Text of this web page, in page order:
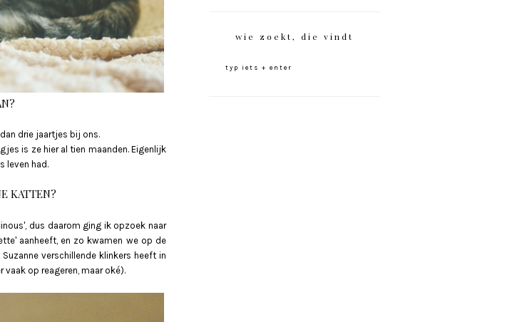
drie jaartjes bij ons.
is ze hier al tien maanden. Eigenlijk
leven had.
KATTEN?
dus daarom ging ik opzoek naar
aanheeft, en zo kwamen we op de
verschillende klinkers heeft in
vaak op reageren, maar oké).
wie zoekt, die vindt